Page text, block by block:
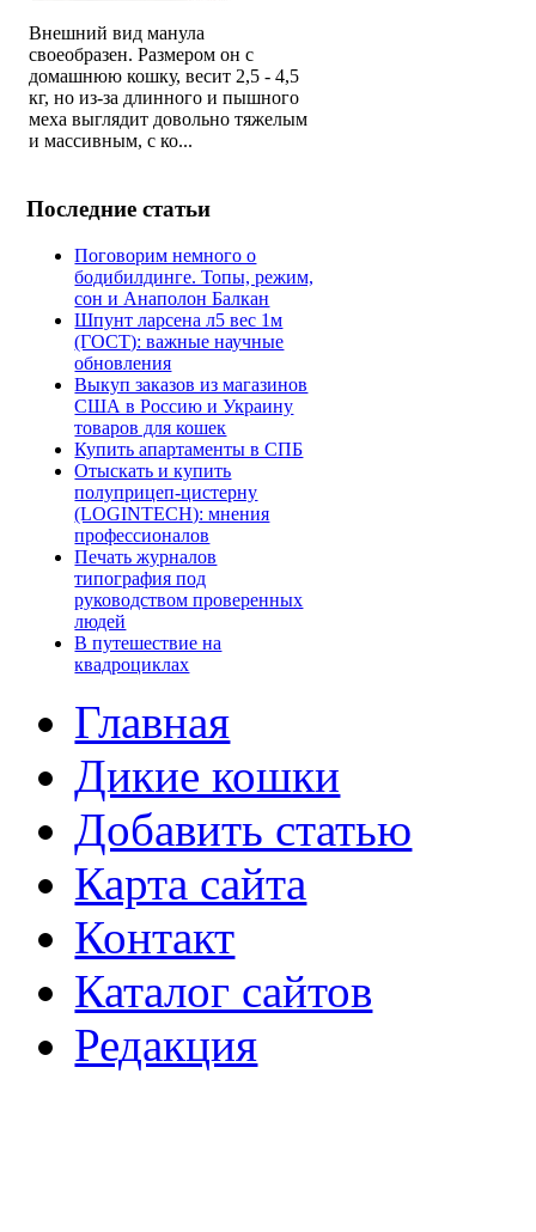
Внешний вид манула
своеобразен. Размером он с
домашнюю кошку, весит 2,5 - 4,5
кг, но из-за длинного и пышного
меха выглядит довольно тяжелым
и массивным, с ко...
Последние статьи
Поговорим немного о
бодибилдинге. Топы, режим,
сон и Анаполон Балкан
Шпунт ларсена л5 вес 1м
(ГОСТ): важные научные
обновления
Выкуп заказов из магазинов
США в Россию и Украину
товаров для кошек
Купить апартаменты в СПБ
Отыскать и купить
полуприцеп-цистерну
(LOGINTECH): мнения
профессионалов
Печать журналов
типография под
руководством проверенных
людей
В путешествие на
квадроциклах
Главная
Дикие кошки
Добавить статью
Карта сайта
Контакт
Каталог сайтов
Редакция